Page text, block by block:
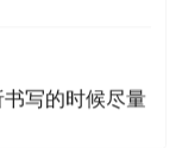
写的时候尽量